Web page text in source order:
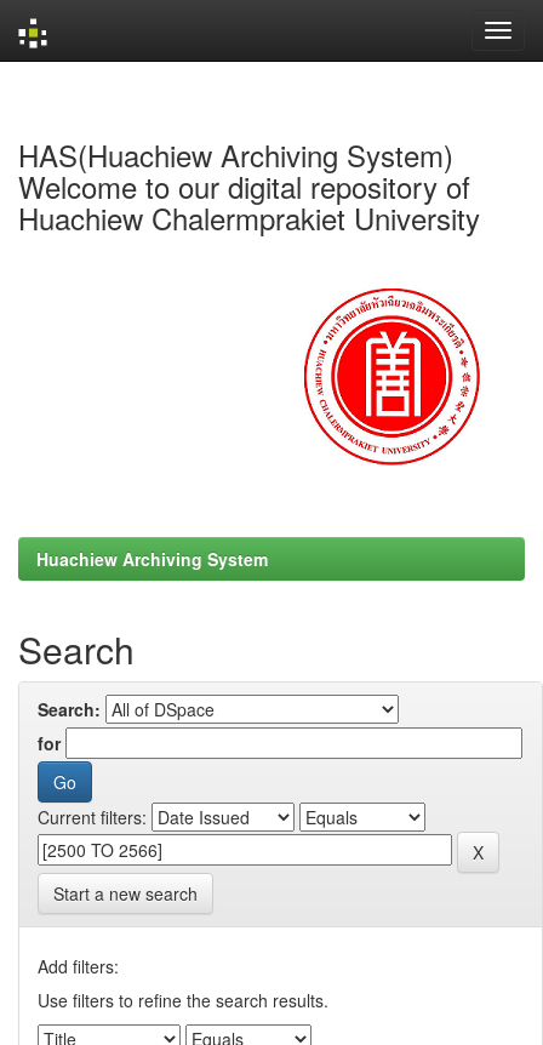
HAS(Huachiew Archiving System)
Welcome to our digital repository of
Huachiew Chalermprakiet University
Huachiew Archiving System
Search
Search:
for
Current filters:
Start a new search
Add filters:
Use filters to refine the search results.